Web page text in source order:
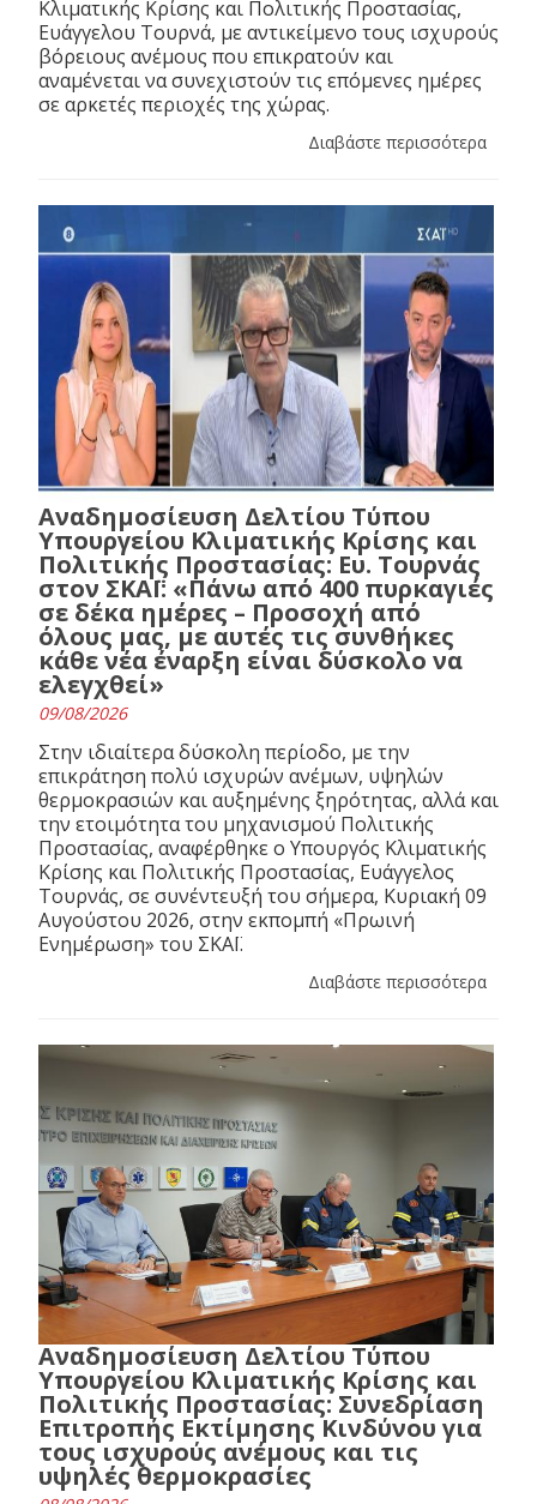
Κλιματικής Κρίσης και Πολιτικής Προστασίας,
Ευάγγελου Τουρνά, με αντικείμενο τους ισχυρούς
βόρειους ανέμους που επικρατούν και
αναμένεται να συνεχιστούν τις επόμενες ημέρες
σε αρκετές περιοχές της χώρας.
Διαβάστε περισσότερα
Αναδημοσίευση Δελτίου Τύπου
Υπουργείου Κλιματικής Κρίσης και
Πολιτικής Προστασίας: Ευ. Τουρνάς
στον ΣΚΑΪ: «Πάνω από 400 πυρκαγιές
σε δέκα ημέρες – Προσοχή από
όλους μας, με αυτές τις συνθήκες
κάθε νέα έναρξη είναι δύσκολο να
ελεγχθεί»
09/08/2026
Στην ιδιαίτερα δύσκολη περίοδο, με την
επικράτηση πολύ ισχυρών ανέμων, υψηλών
θερμοκρασιών και αυξημένης ξηρότητας, αλλά και
την ετοιμότητα του μηχανισμού Πολιτικής
Προστασίας, αναφέρθηκε ο Υπουργός Κλιματικής
Κρίσης και Πολιτικής Προστασίας, Ευάγγελος
Τουρνάς, σε συνέντευξή του σήμερα, Κυριακή 09
Αυγούστου 2026, στην εκπομπή «Πρωινή
Ενημέρωση» του ΣΚΑΪ.
Διαβάστε περισσότερα
Αναδημοσίευση Δελτίου Τύπου
Υπουργείου Κλιματικής Κρίσης και
Πολιτικής Προστασίας: Συνεδρίαση
Επιτροπής Εκτίμησης Κινδύνου για
τους ισχυρούς ανέμους και τις
υψηλές θερμοκρασίες